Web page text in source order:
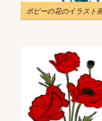
ポピーの花のイラスト